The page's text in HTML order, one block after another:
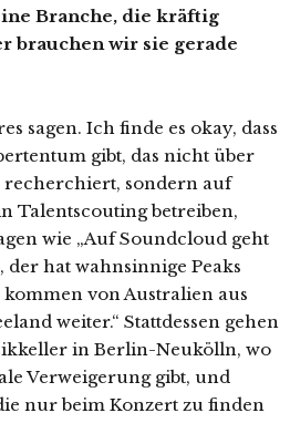
Branche, die kräftig
brauchen wir sie gerade
sagen. Ich finde es okay, dass
gibt, das nicht über
recherchiert, sondern auf
Talentscouting betreiben,
wie „Auf Soundcloud geht
der hat wahnsinnige Peaks
von Australien aus
weiter.“ Stattdessen gehen
in Berlin-Neukölln, wo
Verweigerung gibt, und
nur beim Konzert zu finden